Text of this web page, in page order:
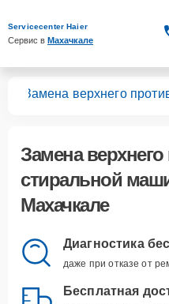
Servicecenter Haier
Сервис в Махачкале
Замена верхнего
Замена
стиральной
Махачкале
Диагностика
даже при отказе от
Бесплатная